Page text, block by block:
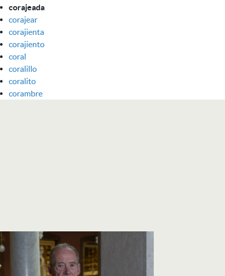
corajeada
corajear
corajienta
corajiento
coral
coralillo
coralito
corambre